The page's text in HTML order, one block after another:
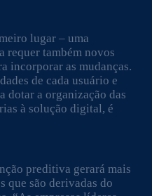
lugar – uma
requer também novos
incorporar as mudanças.
de cada usuário e
dotar a organização das
à solução digital, é
preditiva gerará mais
que são derivadas do